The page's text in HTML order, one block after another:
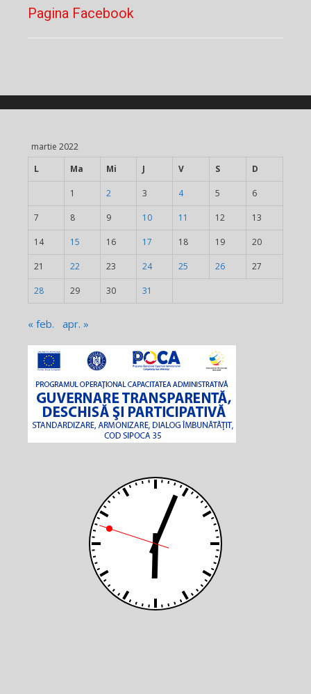
Pagina Facebook
martie 2022
L
Ma Mi J V S D
1 2 3 4 5 6
7 8 9 10 11 12 13
14 15 16 17 18 19 20
21 22 23 24 25 26 27
28 29 30 31
« feb. apr. »